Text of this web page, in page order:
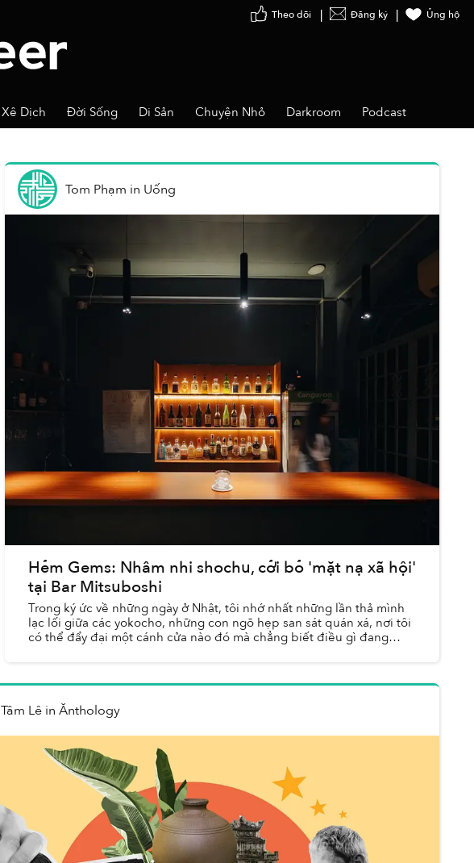
Đăng ký Ủng hộ
Xê Dịch Đời Sống Di Sản Chuyện Nhỏ Darkroom Podcast
Tom Phạm in Uống
Hẻm Gems: Nhâm nhi shochu, cởi bỏ 'mặt nạ xã hội'
tại Bar Mitsuboshi
Trong ký ức về những ngày ở Nhật, tôi nhớ nhất những lần thả mình
lạc lối giữa các yokocho, những con ngõ hẹp san sát quán xá, nơi tôi
có thể đẩy đại một cánh cửa nào đó mà chẳng biết điều gì đang
Tâm Lêin Ănthology